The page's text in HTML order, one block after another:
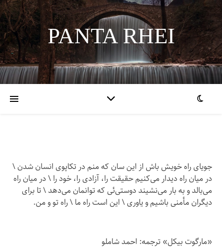
PANTA RHEI
جویای راه خویش باش از این سان که منم در تکاپوی انسان شدن \
در میان راه دیدار می‌کنیم حقیقت را، آزادی را، خود را \ در میان راه
می‌بالد و به بار می‌نشیند دوستی‌ئی که توانمان می‌دهد \ تا برای
دیگران مأمنی باشیم و یاوری \ این است راه ما \ راه تو و من.
«مارگوت بیکل» ترجمه: احمد شاملو